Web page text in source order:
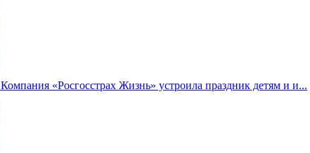
Компания «Росгосстрах Жизнь» устроила праздник детям и и...